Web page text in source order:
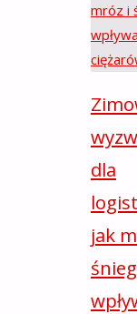
dla
jak
śnieg